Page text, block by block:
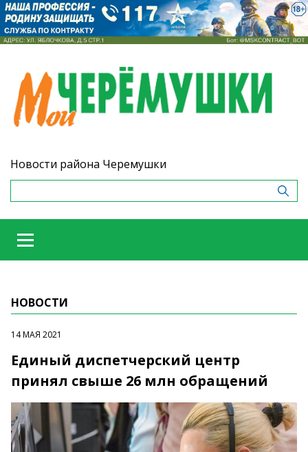
Новости района Черемушки
НОВОСТИ
14 МАЯ 2021
Единый диспетчерский центр
принял свыше 26 млн обращений